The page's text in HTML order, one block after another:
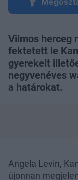
Vilmos herceg
fektetett le
gyerekeit
negyvenéves
a határokat.
Angela Levin,
újonnan